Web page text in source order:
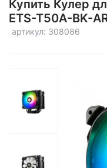
Купить Кулер
ETS-T50A-BK-
артикул: 308086